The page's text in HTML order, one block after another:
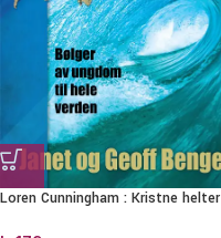
Loren Cunningham : Kristne helter